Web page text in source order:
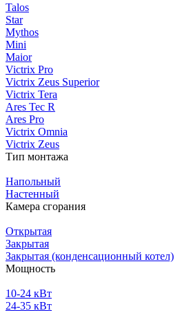
Talos
Star
Mythos
Mini
Maior
Victrix Pro
Victrix Zeus Superior
Victrix Tera
Ares Tec R
Ares Pro
Victrix Omnia
Victrix Zeus
Тип монтажа
Напольный
Настенный
Камера сгорания
Открытая
Закрытая
Закрытая (конденсационный котел)
Мощность
10-24 кВт
24-35 кВт